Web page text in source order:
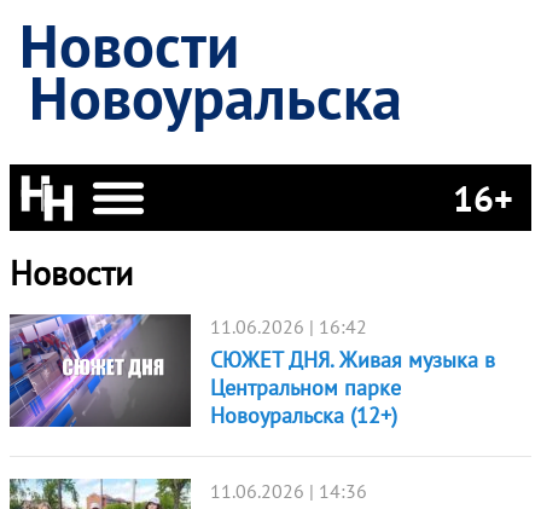
Новости
Новоуральска
16+
Новости
11.06.2026 | 16:42
СЮЖЕТ ДНЯ. Живая музыка в
Центральном парке
Новоуральска (12+)
11.06.2026 | 14:36